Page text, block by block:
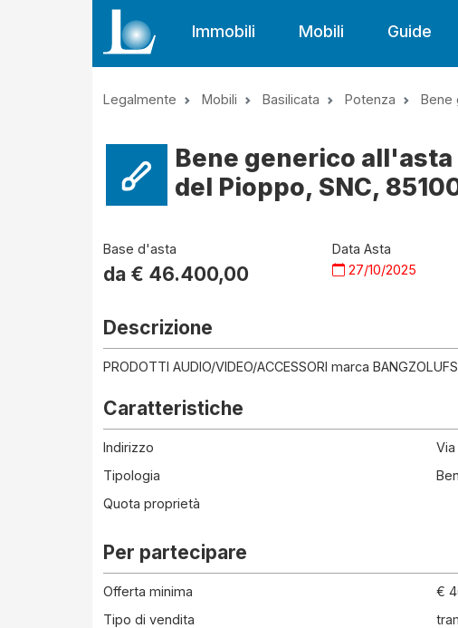
Immobili Mobili Guide
Legalmente Mobili Basilicata Potenza Bene
Bene generico all'asta
del Pioppo, SNC,
Base d'asta
da € 46.400,00
Data Asta
27/10/2025
Descrizione
PRODOTTI AUDIO/VIDEO/ACCESSORI marca
Caratteristiche
Indirizzo
Tipologia
Quota proprietà
Per partecipare
Offerta minima
€
Tipo di vendita